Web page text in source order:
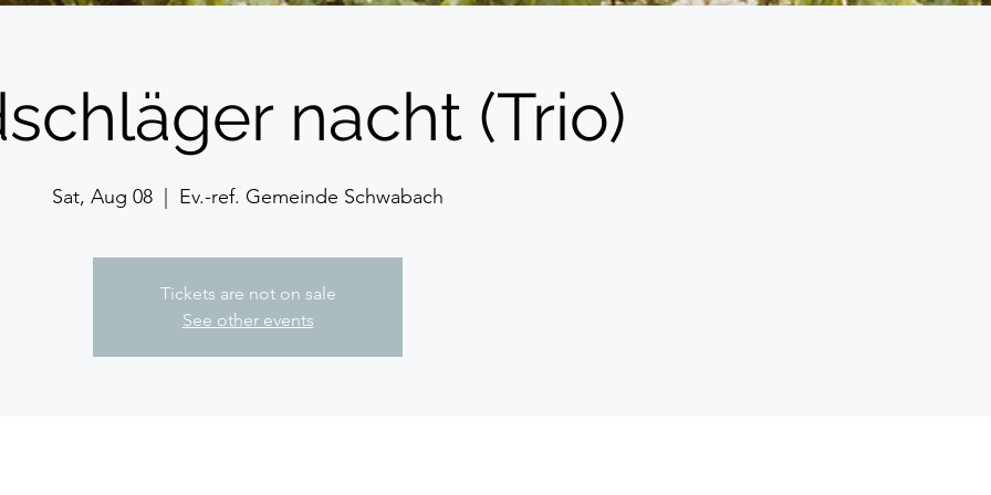
nacht (Trio)
Sat, Aug 08 Ev.-ref. Gemeinde Schwabach
Tickets are not on sale
See other events